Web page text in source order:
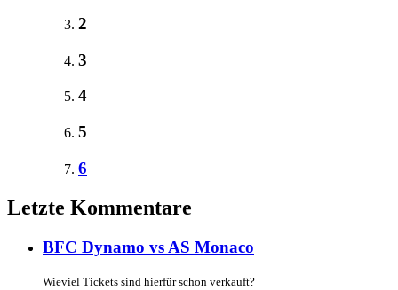
2
3
4
5
6
Letzte Kommentare
BFC Dynamo vs AS Monaco
Wieviel Tickets sind hierfür schon verkauft?